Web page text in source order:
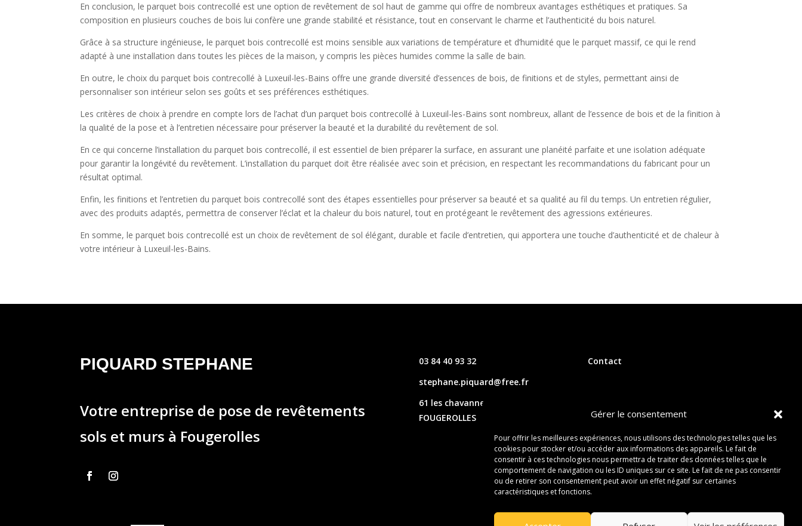
Gérer le consentement
Pour offrir les meilleures expériences, nous utilisons des technologies telles que les
cookies pour stocker et/ou accéder aux informations des appareils. Le fait de
consentir à ces technologies nous permettra de traiter des données telles que le
comportement de navigation ou les ID uniques sur ce site. Le fait de ne pas consentir
ou de retirer son consentement peut avoir un effet négatif sur certaines
caractéristiques et fonctions.
En conclusion, le parquet bois contrecollé est une option de revêtement de sol haut de gamme qui offre de nombreux avantages esthétiques et pratiques. Sa
composition en plusieurs couches de bois lui confère une grande stabilité et résistance, tout en conservant le charme et l’authenticité du bois naturel.
Grâce à sa structure ingénieuse, le parquet bois contrecollé est moins sensible aux variations de température et d’humidité que le parquet massif, ce qui le rend
adapté à une installation dans toutes les pièces de la maison, y compris les pièces humides comme la salle de bain.
En outre, le choix du parquet bois contrecollé à Luxeuil-les-Bains offre une grande diversité d’essences de bois, de finitions et de styles, permettant ainsi de
personnaliser son intérieur selon ses goûts et ses préférences esthétiques.
Les critères de choix à prendre en compte lors de l’achat d’un parquet bois contrecollé à Luxeuil-les-Bains sont nombreux, allant de l’essence de bois et de la finition à
la qualité de la pose et à l’entretien nécessaire pour préserver la beauté et la durabilité du revêtement de sol.
En ce qui concerne l’installation du parquet bois contrecollé, il est essentiel de bien préparer la surface, en assurant une planéité parfaite et une isolation adéquate
pour garantir la longévité du revêtement. L’installation du parquet doit être réalisée avec soin et précision, en respectant les recommandations du fabricant pour un
résultat optimal.
Enfin, les finitions et l’entretien du parquet bois contrecollé sont des étapes essentielles pour préserver sa beauté et sa qualité au fil du temps. Un entretien régulier,
avec des produits adaptés, permettra de conserver l’éclat et la chaleur du bois naturel, tout en protégeant le revêtement des agressions extérieures.
En somme, le parquet bois contrecollé est un choix de revêtement de sol élégant, durable et facile d’entretien, qui apportera une touche d’authenticité et de chaleur à
votre intérieur à Luxeuil-les-Bains.
PIQUARD STEPHANE
Votre entreprise de pose de revêtements
sols et murs à Fougerolles
03 84 40 93 32
stephane.piquard@free.fr
61 les chavannes – 70220
FOUGEROLLES
Contact